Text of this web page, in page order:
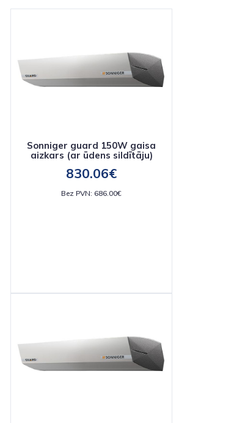
Sonniger guard 150W gaisa
aizkars (ar ūdens sildītāju)
830.06€
Bez PVN: 686.00€